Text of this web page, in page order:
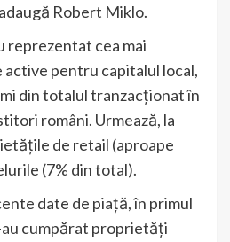
Robert Miklo.
reprezentat cea mai
pentru capitalul local,
din totalul tranzacționat în
români. Urmează, la
de retail (aproape
(7% din total).
date de piață, în primul
cumpărat proprietăți